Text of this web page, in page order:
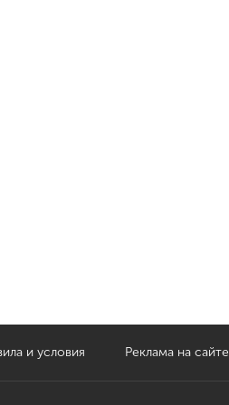
и условия Реклама на сайте